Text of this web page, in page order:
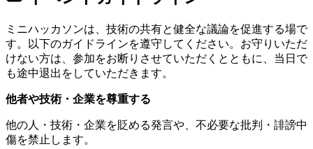
ミニハッカソンは、技術の共有と健全な議論を促進する場で
す。以下のガイドラインを遵守してください。お守りいただ
けない方は、参加をお断りさせていただくとともに、当日で
も途中退出をしていただきます。
他者や技術・企業を尊重する
他の人・技術・企業を貶める発言や、不必要な批判・誹謗中
傷を禁止します。